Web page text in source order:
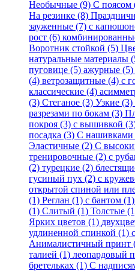
Необычные (9) С поясом
На резинке (8)
зауженные (7) с
рост (6)
Воротник стойкой (5)
натуральные материалы
пуговице (5) ажурные (5)
(4) ветрозащитные (4) с
классические (4)
(3) Стеганое (3) Узкие (3)
разрезами по бокам (3)
покроя (3) с вышивкой
посадка (3) С нашивками
Эластичные (2) С
тренировочные (2) с
(2) турецкие (2)
гусиный пух (2) с
открытой спиной или
(1) Реглан (1) с бантом (1)
(1) Слитый (1) Толстые
Ярких цветов (1)
удлиненной спинкой (1)
Анималистичный принт
талией (1) леопардовый
бретельках (1) С